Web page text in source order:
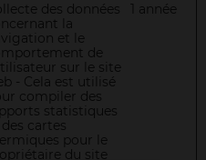
des données
la
et le
de
sur le site
- Cela est utilisé
compiler des
statistiques
cartes
pour le
du site
1 année